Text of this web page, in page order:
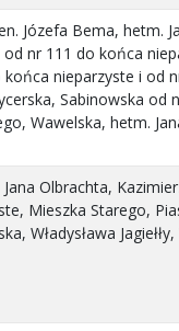
Józefa Bema, hetm.
od nr 111 do końca
nieparzyste i od
Sabinowska
Wawelska, hetm.
Olbrachta,
Mieszka Starego,
Władysława